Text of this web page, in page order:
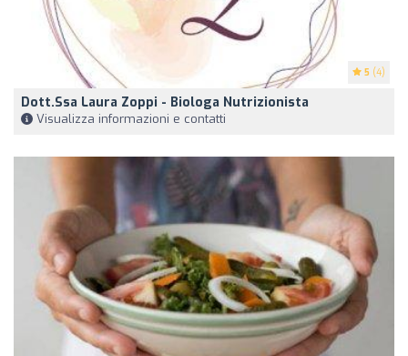
5 (4)
Dott.ssa Laura Zoppi - Biologa Nutrizionista
Visualizza informazioni e contatti